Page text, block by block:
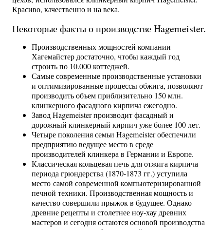
Красиво, качественно и на века.
Некоторые факты о производстве Hagemeister.
Производственных мощностей компании
Хагемайстер достаточно, чтобы каждый год
строить по 10.000 коттеджей.
Самые современные производственные установки
и оптимизированные процессы обжига, позволяют
производить объем приблизительно 150 млн.
клинкерного фасадного кирпича ежегодно.
Завод Hagemeister производит фасадный и
дорожный клинкерный кирпич уже более 100 лет.
Четыре поколения семьи Hagemeister обеспечили
предприятию ведущее место в среде
производителей клинкера в Германии и Европе.
Классическая кольцевая печь для отжига кирпича
периода грюндерства (1870-1873 гг.) уступила
место самой современной компьютеризированной
печной техники. Производственная мощность и
качество совершили прыжок в будущее. Однако
древние рецепты и столетнее ноу-хау древних
мастеров и сегодня остаются основой производства